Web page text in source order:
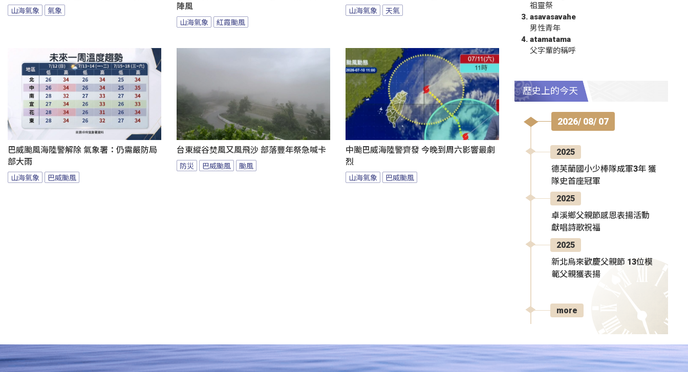
山海氣象 氣象
陣風
山海氣象 紅霞颱風
山海氣象 天氣
巴威颱風海陸警解除 氣象署：仍需嚴防局
部大雨
山海氣象 巴威颱風
台東縱谷焚風又風飛沙 部落豐年祭急喊卡
防災 巴威颱風 颱風
中颱巴威海陸警齊發 今晚到周六影響最劇
烈
山海氣象 巴威颱風
祖靈祭
asavasavahe
男性青年
atamatama
父字輩的稱呼
歷史上的今天
2026/ 08/ 07
2025
德芙蘭國小少棒隊成軍3年 獲
隊史首座冠軍
2025
卓溪鄉父親節感恩表揚活動
獻唱詩歌祝福
2025
新北烏來歡慶父親節 13位模
範父親獲表揚
more